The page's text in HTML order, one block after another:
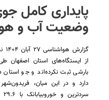
پایداری کامل
وضعیت آب و
بارشی ثبت نکرده‌اند و جو استان